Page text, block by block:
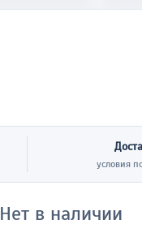
условия
Нет в наличии